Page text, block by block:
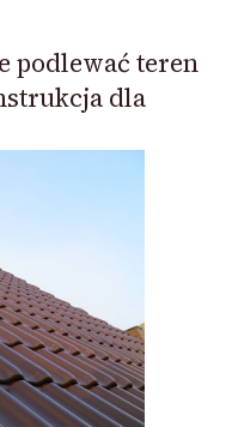
podlewać teren
dla